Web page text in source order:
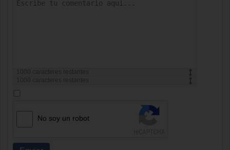
caracteres restantes
caracteres restantes
No soy un robot